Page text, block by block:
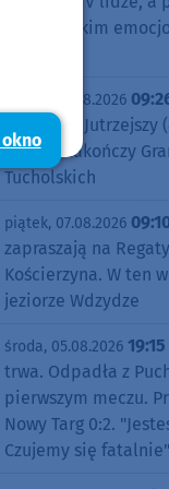
się kolarskim
piątek, 07.08.2026
dziesiąty.
Śliwice zakończy
Tucholskich
piątek, 07.08.2026
zapraszają na
Kościerzyna. W ten
jeziorze Wdzydze
środa, 05.08.2026 19:15
trwa. Odpadła z
pierwszym meczu.
Nowy Targ 0:2.
Czujemy się fatalnie"